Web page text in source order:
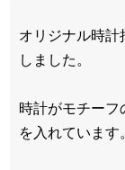
オリジナル時計
しました。
時計がモチーフ
を入れています